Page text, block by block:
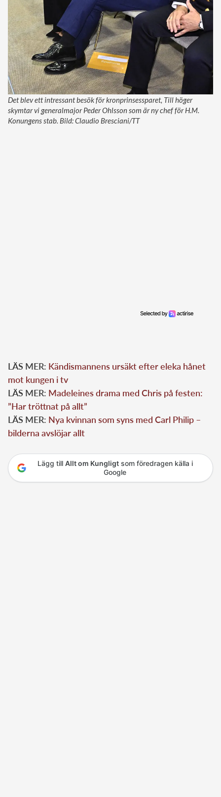
Det blev ett intressant besök för kronprinsessparet, Till höger
skymtar vi generalmajor Peder Ohlsson som är ny chef för H.M.
Konungens stab. Bild: Claudio Bresciani/TT
LÄS MER: Kändismannens ursäkt efter eleka hånet
mot kungen i tv
LÄS MER: Madeleines drama med Chris på festen:
”Har tröttnat på allt”
LÄS MER: Nya kvinnan som syns med Carl Philip –
bilderna avslöjar allt
Lägg till Allt om Kungligtsom föredragen källa i
Google